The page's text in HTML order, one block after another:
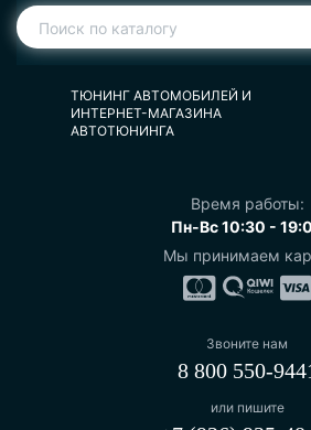
ТЮНИНГ АВТОМОБИЛЕЙ И
ИНТЕРНЕТ-МАГАЗИНА
АВТОТЮНИНГА
Время работы:
Пн-Вс 10:30 -
Мы принимаем
Звоните нам
8 800 550-
или пишите